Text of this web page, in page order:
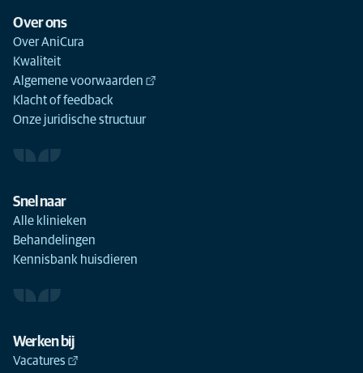
Over ons
Over AniCura
Kwaliteit
Algemene voorwaarden
Klacht of feedback
Onze juridische structuur
Snel naar
Alle klinieken
Behandelingen
Kennisbank huisdieren
Werken bij
Vacatures